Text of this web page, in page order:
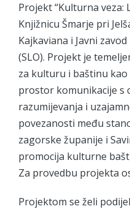
Projekt “Kulturna veza:
Knjižnicu Šmarje pri
Kajkaviana i Javni
(SLO). Projekt je
za kulturu i baštinu
prostor komunikacije s
razumijevanja i
povezanosti među
zagorske županije i
promocija kulturne
Za provedbu projekta
Projektom se želi